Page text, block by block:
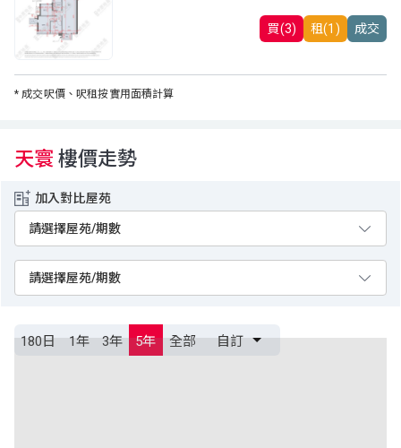
買(3) 租(1) 成交
* 成交呎價、呎租按實用面積計算
天寰 樓價走勢
加入對比屋苑
180日 1年 3年 5年 全部 自訂